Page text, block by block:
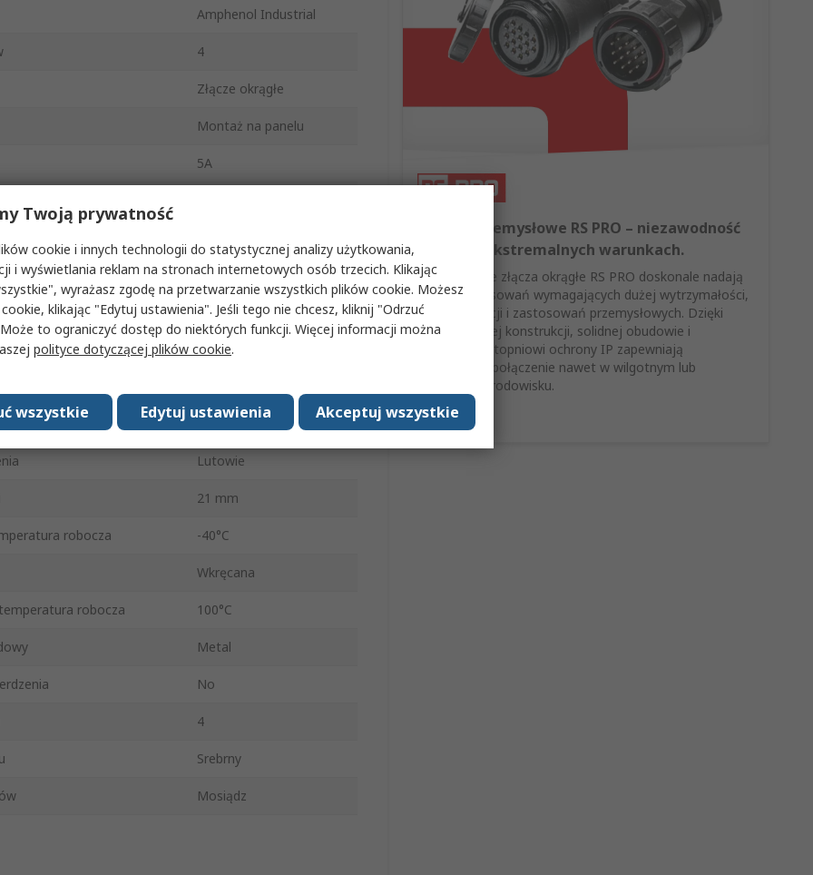
Złącza przemysłowe RS PRO – niezawodność
nawet w ekstremalnych warunkach.
Przemysłowe złącza okrągłe RS PRO doskonale nadają
się do zastosowań wymagających dużej wytrzymałości,
automatyzacji i zastosowań przemysłowych. Dzięki
wielostykowej konstrukcji, solidnej obudowie i
wysokiemu stopniowi ochrony IP zapewniają
niezawodne połączenie nawet w wilgotnym lub
zapylonym środowisku.
Kup teraz
Amphenol Industrial
4
Złącze okrągłe
Montaż na panelu
5A
Żeńskie
IP40
signalmate C091
Lutowie
21 mm
robocza -40°C
Wkręcana
robocza 100°C
Metal
No
4
Srebrny
Mosiądz
Twoją prywatność
cookie i innych technologii do statystycznej analizy użytkowania,
i wyświetlania reklam na stronach internetowych osób trzecich. Klikając
wyrażasz zgodę na przetwarzanie wszystkich plików cookie. Możesz
klikając "Edytuj ustawienia". Jeśli tego nie chcesz, kliknij "Odrzuć
to ograniczyć dostęp do niektórych funkcji. Więcej informacji można
polityce dotyczącej plików cookie.
Akceptuj wszystkie
Edytuj ustawienia
wszystkie